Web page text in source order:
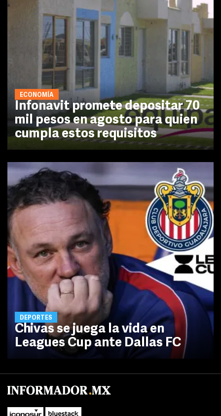
ECONOMÍA
Infonavit promete depositar 70
mil pesos en agosto para quien
cumpla estos requisitos
DEPORTES
Chivas se juega la vida en
Leagues Cup ante Dallas FC